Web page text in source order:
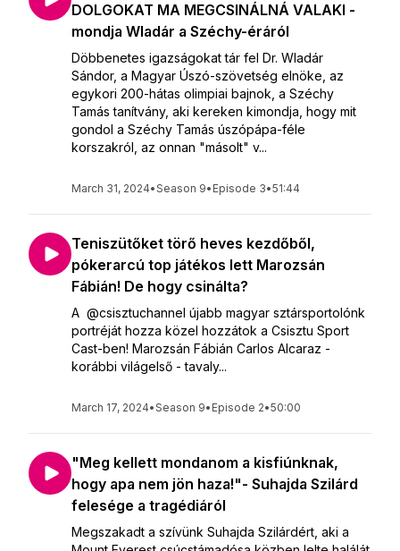
DOLGOKAT MA MEGCSINÁLNÁ VALAKI -
mondja Wladár a Széchy-éráról
Döbbenetes igazságokat tár fel Dr. Wladár
Sándor, a Magyar Úszó-szövetség elnöke, az
egykori 200-hátas olimpiai bajnok, a Széchy
Tamás tanítvány, aki kereken kimondja, hogy mit
gondol a Széchy Tamás úszópápa-féle
korszakról, az onnan "másolt" v...
March 31, 2024•Season 9• Episode 3•51:44
Teniszütőket törő heves kezdőből,
pókerarcú top játékos lett Marozsán
Fábián! De hogy csinálta?
A @csisztuchannel újabb magyar sztársportolónk
portréját hozza közel hozzátok a Csisztu Sport
Cast-ben! Marozsán Fábián Carlos Alcaraz -
korábbi világelső - tavaly...
March 17, 2024•Season 9• Episode 2•50:00
"Meg kellett mondanom a kisfiúnknak,
hogy apa nem jön haza!"- Suhajda Szilárd
felesége a tragédiáról
Megszakadt a szívünk Suhajda Szilárdért, aki a